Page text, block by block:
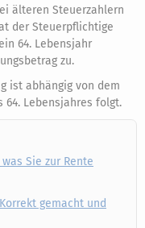
älteren Steuerzahlern
der Steuerpflichtige
64. Lebensjahr
zu.
ist abhängig von dem
64. Lebensjahres folgt.
Sie zur Rente
gemacht und